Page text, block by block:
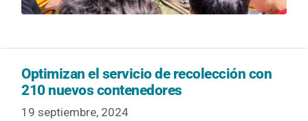
Optimizan el servicio de recolección con
210 nuevos contenedores
19 septiembre, 2024